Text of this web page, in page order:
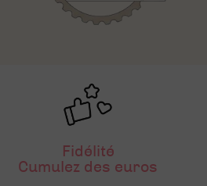
Fidélité
Cumulez des euros